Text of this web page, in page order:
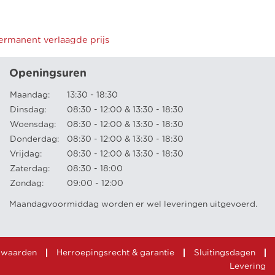
verlaagde prijs
Openingsuren
Maandag:
13:30 - 18:30
Dinsdag:
08:30 - 12:00 & 13:30 - 18:30
Woensdag:
08:30 - 12:00 & 13:30 - 18:30
Donderdag:
08:30 - 12:00 & 13:30 - 18:30
Vrijdag:
08:30 - 12:00 & 13:30 - 18:30
Zaterdag:
08:30 - 18:00
Zondag:
09:00 - 12:00
Maandagvoormiddag worden er wel leveringen uitgevoerd.
Herroepingsrecht & garantie
Sluitingsdagen
Levering